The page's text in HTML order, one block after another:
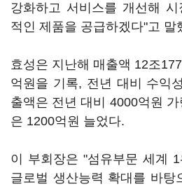
강화하고 서비스를 개선해
적인 제품을 공급하겠다"고 말
효성은 지난해 매출액 12조
억원을 기록, 전년 대비 수익
출액은 전년 대비 4000억원
은 1200억원 늘었다.
이 부회장은 "섬유부문 세계
글로벌 생산능력 확대를 바탕